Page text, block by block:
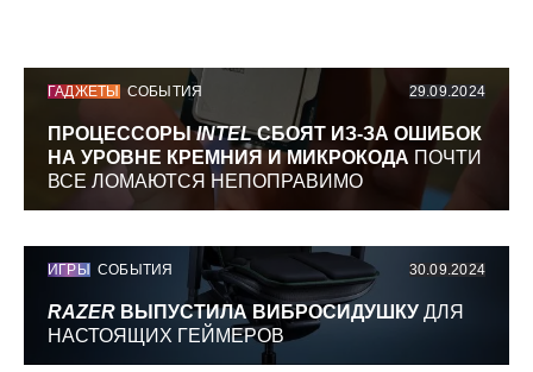
ГАДЖЕТЫ СОБЫТИЯ 29.09.2024
ПРОЦЕССОРЫINTELСБОЯТ ИЗ-ЗА ОШИБОК
НА УРОВНЕ КРЕМНИЯ И МИКРОКОДА ПОЧТИ
ВСЕ ЛОМАЮТСЯ НЕПОПРАВИМО
ИГРЫ СОБЫТИЯ 30.09.2024
RAZER ВЫПУСТИЛА ВИБРОСИДУШКУ ДЛЯ
НАСТОЯЩИХ ГЕЙМЕРОВ